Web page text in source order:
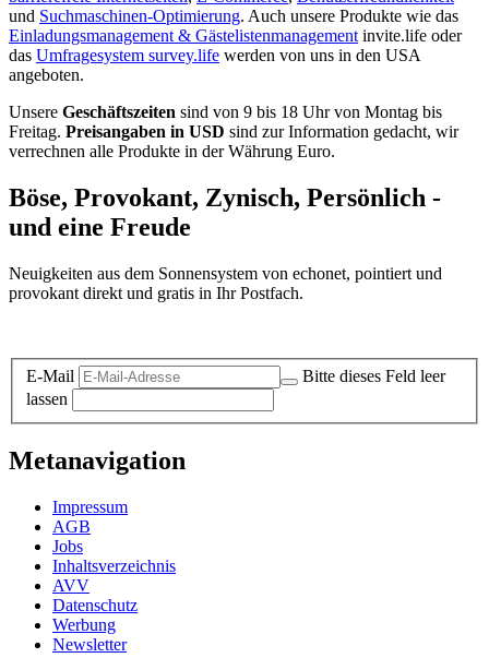
und Suchmaschinen-Optimierung. Auch unsere Produkte wie das
Einladungsmanagement & Gästelistenmanagement invite.life oder
das Umfragesystem survey.life werden von uns in den USA
angeboten.
Unsere Geschäftszeiten sind von 9 bis 18 Uhr von Montag bis
Freitag. Preisangaben in USD sind zur Information gedacht, wir
verrechnen alle Produkte in der Währung Euro.
Böse, Provokant, Zynisch, Persönlich -
und eine Freude
Neuigkeiten aus dem Sonnensystem von echonet, pointiert und
provokant direkt und gratis in Ihr Postfach.
E-Mail
Bitte dieses Feld leer
lassen
Metanavigation
Impressum
AGB
Jobs
Inhaltsverzeichnis
AVV
Datenschutz
Werbung
Newsletter